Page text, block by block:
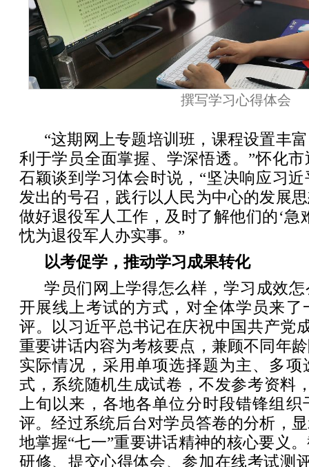
撰写学习心得体会
“这期网上专题培训班，课程设置丰
利于学员全面掌握、学深悟透。”怀化
石颖谈到学习体会时说，“坚决响应习
发出的号召，践行以人民为中心的发展
做好退役军人工作，及时了解他们的‘急
忱为退役军人办实事。”
以考促学，推动学习成果转化
学员们网上学得怎么样，学习成效
开展线上考试的方式，对全体学员来了
评。以习近平总书记在庆祝中国共产党
重要讲话内容为考核要点，兼顾不同年
实际情况，采用单项选择题为主、多项
式，系统随机生成试卷，不发参考资料
上旬以来，各地各单位分时段错锋组
评。经过系统后台对学员答卷的分析，
地掌握“七一”重要讲话精神的核心要义
研修、提交心得体会、参加在线考试测